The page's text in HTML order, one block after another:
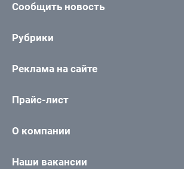
Сообщить новость
Рубрики
Реклама на сайте
Прайс-лист
О компании
Наши вакансии